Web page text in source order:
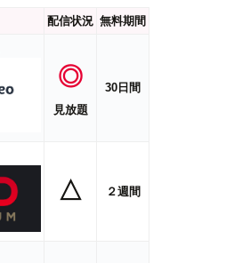
配信状況 無料期間
◎
見放題
30日間
△ ２週間